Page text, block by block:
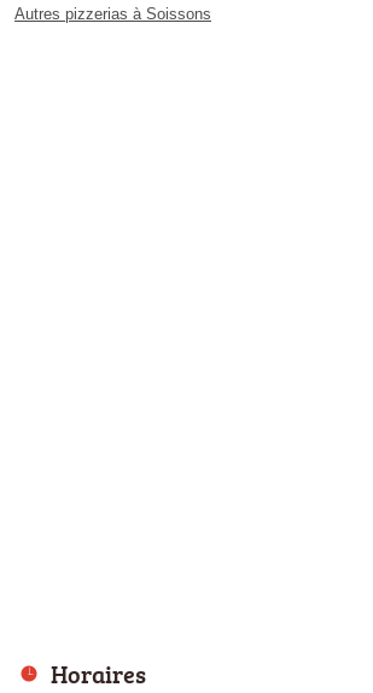
Autres pizzerias à Soissons
Horaires